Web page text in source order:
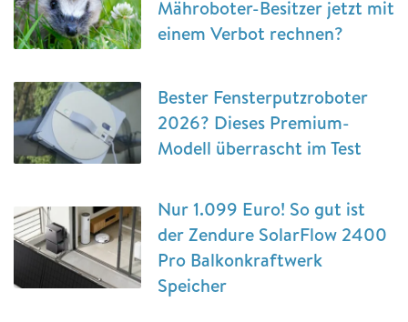
Mähroboter-Besitzer jetzt mit
einem Verbot rechnen?
Bester Fensterputzroboter
2026? Dieses Premium-
Modell überrascht im Test
Nur 1.099 Euro! So gut ist
der Zendure SolarFlow 2400
Pro Balkonkraftwerk
Speicher